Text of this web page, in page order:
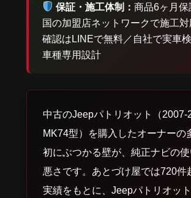
保証・施工体制：商品6ヶ月保
国の加盟店ネットワークで施工
確認はLINEで無料／自社で実車
車種専用設計
中古のJeepパトリオット（2007-
MK74型）を購入したオーナーの
初にぶつかる壁が、純正ナビの
悪さです。あとづけ屋では720件
実績をもとに、Jeepパトリオッ